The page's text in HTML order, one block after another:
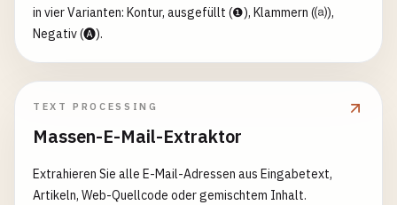
in vier Varianten: Kontur, ausgefüllt (❶), Klammern (⒜),
Negativ (🅐).
TEXT PROCESSING
Massen-E-Mail-Extraktor
Extrahieren Sie alle E-Mail-Adressen aus Eingabetext,
Artikeln, Web-Quellcode oder gemischtem Inhalt.